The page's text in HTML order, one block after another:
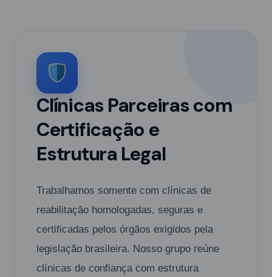
Clínicas Parceiras com
Certificação e
Estrutura Legal
Trabalhamos somente com clínicas de
reabilitação homologadas, seguras e
certificadas pelos órgãos exigidos pela
legislação brasileira. Nosso grupo reúne
clínicas de confiança com estrutura